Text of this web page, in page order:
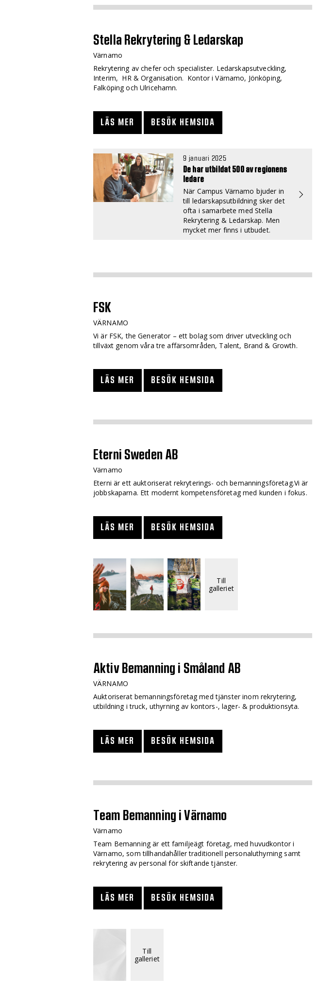
Stella Rekrytering & Ledarskap
Värnamo
Rekrytering av chefer och specialister. Ledarskapsutveckling,
Interim, HR & Organisation. Kontor i Värnamo, Jönköping,
Falköping och Ulricehamn.
LÄS MER BESÖK HEMSIDA
9 januari 2025
De har utbildat 500 av regionens
ledare
När Campus Värnamo bjuder in
till ledarskapsutbildning sker det
ofta i samarbete med Stella
Rekrytering & Ledarskap. Men
mycket mer finns i utbudet.
FSK
VÄRNAMO
Vi är FSK, the Generator – ett bolag som driver utveckling och
tillväxt genom våra tre affärsområden, Talent, Brand & Growth.
LÄS MER BESÖK HEMSIDA
Eterni Sweden AB
Värnamo
Eterni är ett auktoriserat rekryterings- och bemanningsföretag.Vi är
jobbskaparna. Ett modernt kompetensföretag med kunden i fokus.
LÄS MER BESÖK HEMSIDA
Till
galleriet
Aktiv Bemanning i Småland AB
VÄRNAMO
Auktoriserat bemanningsföretag med tjänster inom rekrytering,
utbildning i truck, uthyrning av kontors-, lager- & produktionsyta.
LÄS MER BESÖK HEMSIDA
Team Bemanning i Värnamo
Värnamo
Team Bemanning är ett familjeägt företag, med huvudkontor i
Värnamo, som tillhandahåller traditionell personaluthyrning samt
rekrytering av personal för skiftande tjänster.
LÄS MER BESÖK HEMSIDA
Till
galleriet